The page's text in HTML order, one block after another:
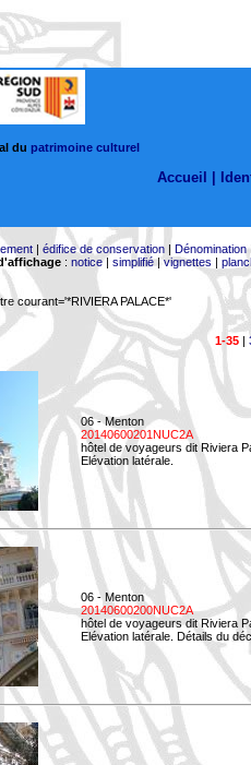
du patrimoine culturel
Accueil |
| édifice de conservation| Dénomination
: notice| simplifié|vignettes |
courant='*RIVIERA PALACE*'
1-35|
06 - Menton
20140600201NUC2A
hôtel de voyageurs dit Riviera
Elévation latérale.
06 - Menton
20140600200NUC2A
hôtel de voyageurs dit Riviera
Elévation latérale. Détails du